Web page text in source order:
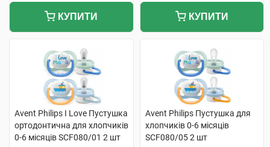
КУПИТИ КУПИТИ
Avent Philips I Love Пустушка
ортодонтична для хлопчиків
0-6 місяців SCF080/01 2 шт
Avent Philips Пустушка для
хлопчиків 0-6 місяців
SCF080/05 2 шт